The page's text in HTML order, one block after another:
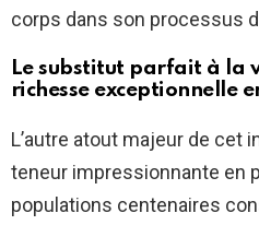
corps dans son processus
Le substitut parfait à la
richesse exceptionnelle
L’autre atout majeur de cet
teneur impressionnante en
populations centenaires